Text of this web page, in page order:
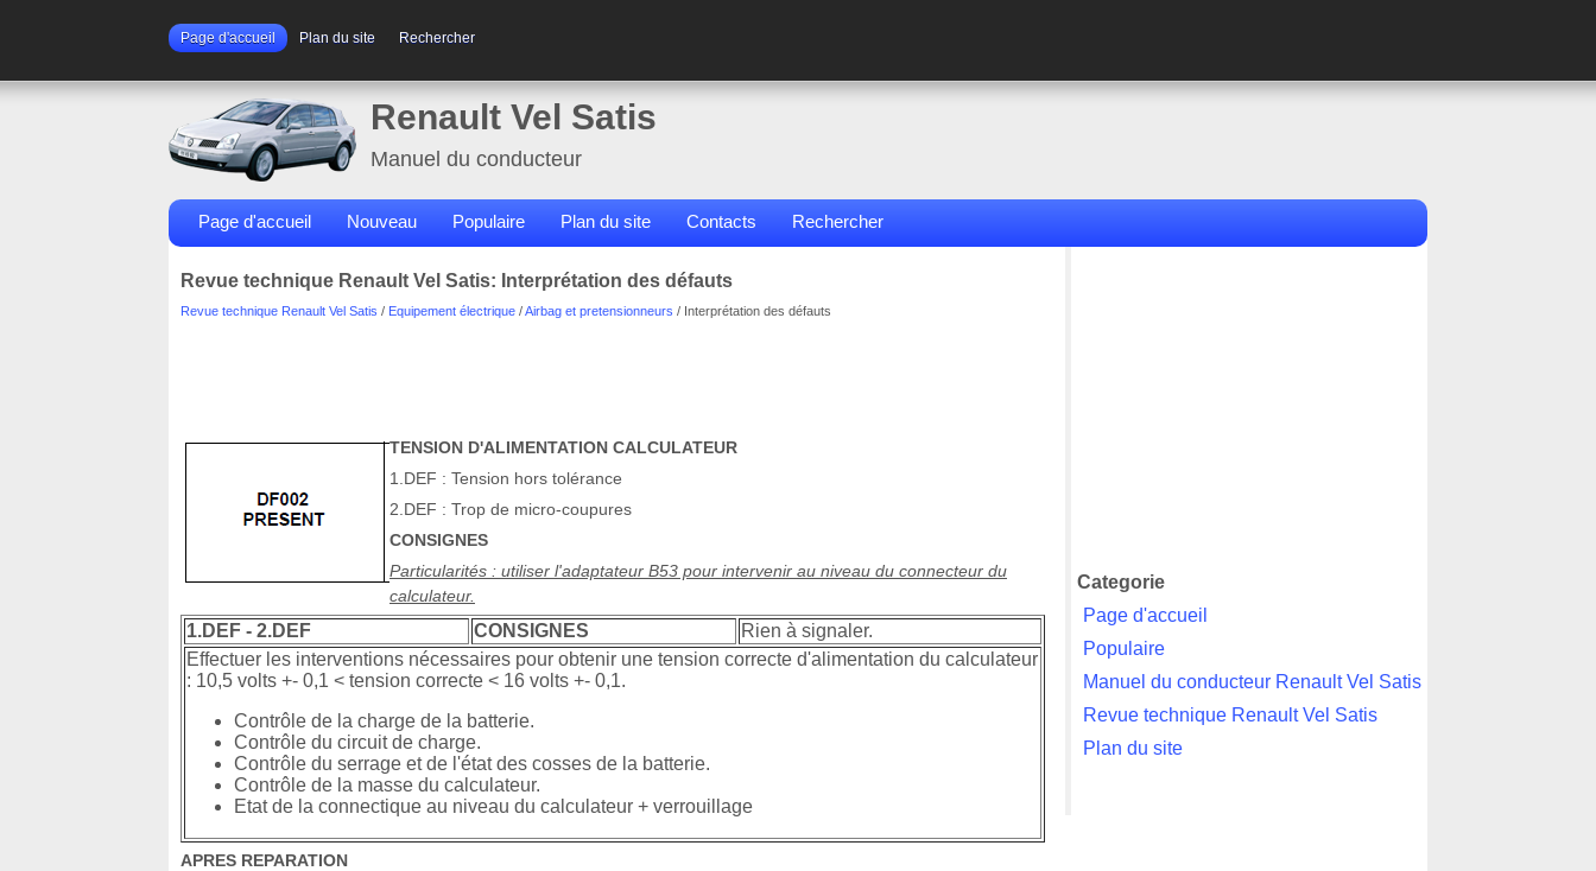
Page d'accueil Plan du site Rechercher
Renault Vel Satis
Manuel du conducteur
Page d'accueil Nouveau Populaire Plan du site Contacts Rechercher
Revue technique Renault Vel Satis: Interprétation des défauts
Revue technique Renault Vel Satis / Equipement électrique /Airbag et pretensionneurs / Interprétation des défauts
TENSION D'ALIMENTATION CALCULATEUR
1.DEF : Tension hors tolérance
2.DEF : Trop de micro-coupures
CONSIGNES
Particularités : utiliser l'adaptateur B53 pour intervenir au niveau du connecteur du
calculateur.
1.DEF - 2.DEF CONSIGNES
Rien à signaler.
Effectuer les interventions nécessaires pour obtenir une tension correcte d'alimentation du calculateur
: 10,5 volts +- 0,1 < tension correcte < 16 volts +- 0,1.
Contrôle de la charge de la batterie.
Contrôle du circuit de charge.
Contrôle du serrage et de l'état des cosses de la batterie.
Contrôle de la masse du calculateur.
Etat de la connectique au niveau du calculateur + verrouillage
APRES REPARATION
Categorie
Page d'accueil
Populaire
Manuel du conducteur Renault Vel Satis
Revue technique Renault Vel Satis
Plan du site